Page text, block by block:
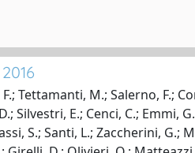
M.; Salerno, F.;
Silvestri, E.; Cenci, C.; Emmi,
S.; Santi, L.; Zaccherini, G.;